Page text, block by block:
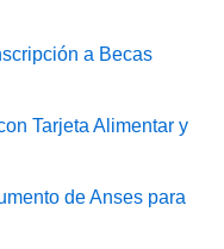
a Becas
Tarjeta Alimentar y
de Anses para